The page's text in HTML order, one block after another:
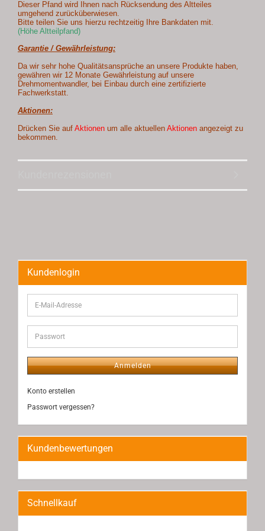
Dieser Pfand wird Ihnen nach Rücksendung des Altteiles
umgehend zurücküberwiesen.
Bitte teilen Sie uns hierzu rechtzeitig Ihre Bankdaten mit.
(Höhe Altteilpfand)
Garantie / Gewährleistung:
Da wir sehr hohe Qualitätsansprüche an unsere Produkte haben,
gewähren wir 12 Monate Gewährleistung auf unsere
Drehmomentwandler, bei Einbau durch eine zertifizierte
Fachwerkstatt.
Aktionen:
Drücken Sie auf Aktionen um alle aktuellen Aktionen angezeigt zu
bekommen.
Kundenlogin
E-
Mail-
Adresse
Passwort
Anmelden
Konto erstellen
Passwort vergessen?
Kundenbewertungen
Schnellkauf